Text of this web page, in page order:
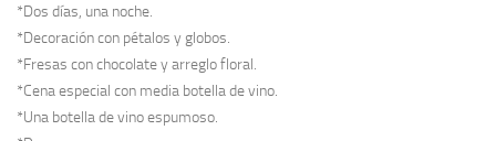
*Dos días, una noche.
*Decoración con pétalos y globos.
*Fresas con chocolate y arreglo floral.
*Cena especial con media botella de vino.
*Una botella de vino espumoso.